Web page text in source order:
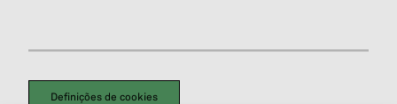
Definições de cookies